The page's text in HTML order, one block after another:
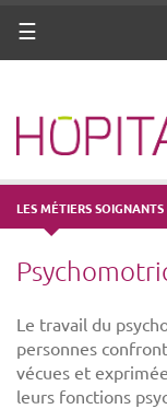
ANNUAIRE
VOTRE
DROITS &
MISSIONS
MÉTIERS
Menu
LES MÉTIERS SOIGNANTS
Le travail du
personnes
vécues et
leurs fonctions